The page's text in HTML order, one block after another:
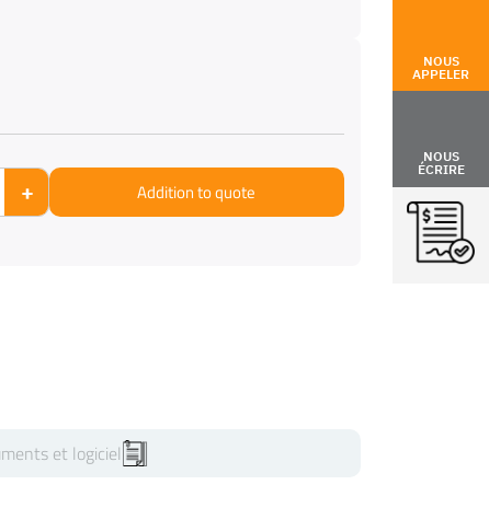
NOUS
APPELER
NOUS
ÉCRIRE
+ Addition to quote
et logiciel